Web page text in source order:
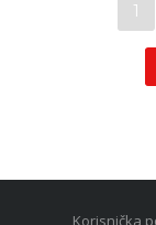
1
Korisnička